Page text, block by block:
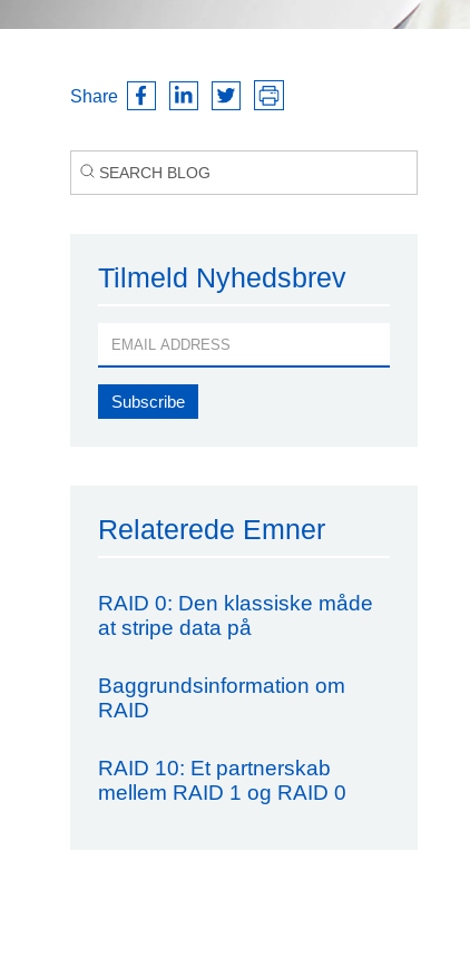
Share
Tilmeld Nyhedsbrev
Relaterede Emner
RAID 0: Den klassiske måde
at stripe data på
Baggrundsinformation om
RAID
RAID 10: Et partnerskab
mellem RAID 1 og RAID 0